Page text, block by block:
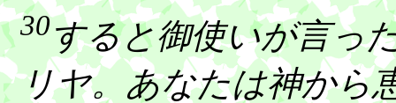
30すると御使いが言っ
リヤ。あなたは神から